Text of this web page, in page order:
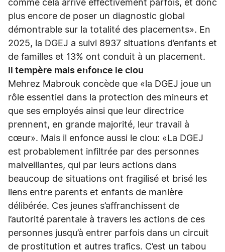
comme cela arrive effectivement parfois, et donc
plus encore de poser un diagnostic global
démontrable sur la totalité des placements». En
2025, la DGEJ a suivi 8937 situations d’enfants et
de familles et 13% ont conduit à un placement.
Il tempère mais enfonce le clou
Mehrez Mabrouk concède que «la DGEJ joue un
rôle essentiel dans la protection des mineurs et
que ses employés ainsi que leur directrice
prennent, en grande majorité, leur travail à
cœur». Mais il enfonce aussi le clou: «La DGEJ
est probablement infiltrée par des personnes
malveillantes, qui par leurs actions dans
beaucoup de situations ont fragilisé et brisé les
liens entre parents et enfants de manière
délibérée. Ces jeunes s’affranchissent de
l’autorité parentale à travers les actions de ces
personnes jusqu’à entrer parfois dans un circuit
de prostitution et autres trafics. C’est un tabou